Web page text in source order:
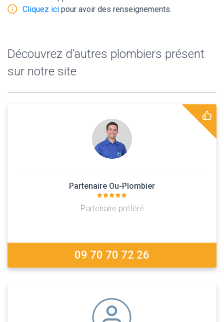
Cliquez ici pour avoir des renseignements.
Découvrez d'autres plombiers présent
sur notre site
Partenaire Ou-Plombier
Partenaire préféré
09 70 70 72 26